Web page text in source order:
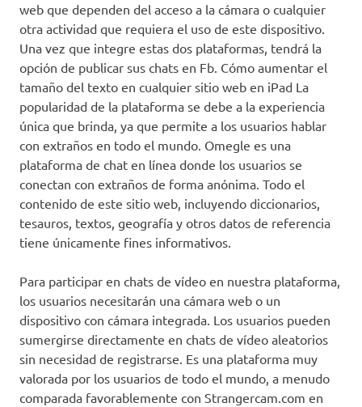
web que dependen del acceso a la cámara o cualquier
otra actividad que requiera el uso de este dispositivo.
Una vez que integre estas dos plataformas, tendrá la
opción de publicar sus chats en Fb. Cómo aumentar el
tamaño del texto en cualquier sitio web en iPad La
popularidad de la plataforma se debe a la experiencia
única que brinda, ya que permite a los usuarios hablar
con extraños en todo el mundo. Omegle es una
plataforma de chat en línea donde los usuarios se
conectan con extraños de forma anónima. Todo el
contenido de este sitio web, incluyendo diccionarios,
tesauros, textos, geografía y otros datos de referencia
tiene únicamente fines informativos.
Para participar en chats de vídeo en nuestra plataforma,
los usuarios necesitarán una cámara web o un
dispositivo con cámara integrada. Los usuarios pueden
sumergirse directamente en chats de vídeo aleatorios
sin necesidad de registrarse. Es una plataforma muy
valorada por los usuarios de todo el mundo, a menudo
comparada favorablemente con Strangercam.com en